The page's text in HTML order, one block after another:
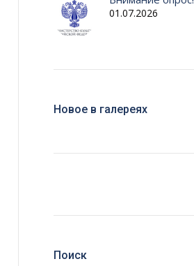
01.07.2026
Новое в галереях
Поиск